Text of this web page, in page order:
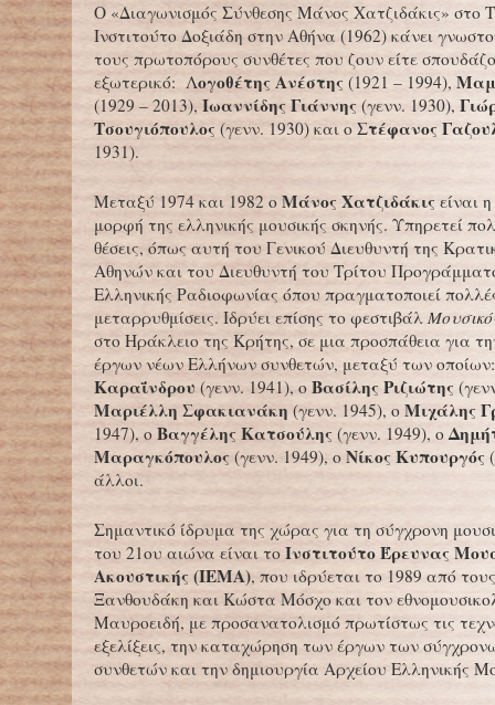
Ο «Διαγωνισμός Σύνθεσης Μάνος Χατζιδάκις» στο
Ινστιτούτο Δοξιάδη στην Αθήνα (1962) κάνει
τους πρωτοπόρους συνθέτες που ζουν είτε
εξωτερικό: Λογοθέτης Ανέστης (1921 – 1994),
(1929 – 2013), Ιωαννίδης Γιάννης (γενν. 1930),
Τσουγιόπουλος (γενν. 1930) και ο Στέφανος
1931).
Μεταξύ 1974 και 1982 ο Μάνος Χατζιδάκις είναι
μορφή της ελληνικής μουσικής σκηνής. Υπηρετεί
θέσεις, όπως αυτή του Γενικού Διευθυντή της
Αθηνών και του Διευθυντή του Τρίτου
Ελληνικής Ραδιοφωνίας όπου πραγματοποιεί
μεταρρυθμίσεις. Ιδρύει επίσης το φεστιβάλ
στο Ηράκλειο της Κρήτης, σε μια προσπάθεια για
έργων νέων Ελλήνων συνθετών, μεταξύ των
Καραΐνδρου (γενν. 1941), ο Βασίλης Ριζιώτης
Μαριέλλη Σφακιανάκη (γενν. 1945), ο Μιχάλης
1947), ο Βαγγέλης Κατσούλης (γενν. 1949), ο
Μαραγκόπουλος (γενν. 1949), ο Νίκος Κυπουργός
άλλοι.
Σημαντικό ίδρυμα της χώρας για τη σύγχρονη
του 21ου αιώνα είναι το Ινστιτούτο Έρευνας
Ακουστικής (ΙΕΜΑ), που ιδρύεται το 1989 από
Ξανθουδάκη και Κώστα Μόσχο και τον
Μαυροειδή, με προσανατολισμό πρωτίστως τις
εξελίξεις, την καταχώρηση των έργων των
συνθετών και την δημιουργία Αρχείου Ελληνικής